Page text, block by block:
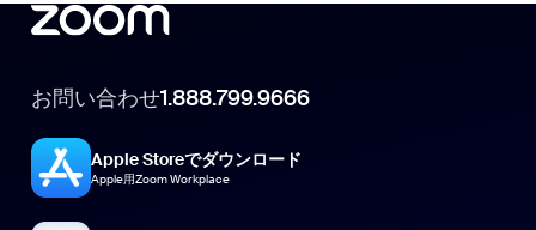
お問い合わせ1.888.799.9666
Apple Storeでダウンロード
Apple用Zoom Workplace